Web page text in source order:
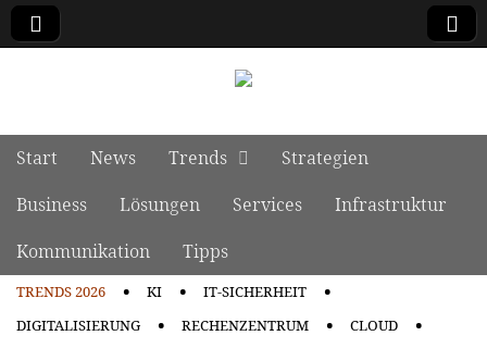
Main menu
Skip to content
Start News Trends
Strategien
Business
Lösungen Services
Infrastruktur
Kommunikation
Tipps
TRENDS 2026 KI
IT-SICHERHEIT
DIGITALISIERUNG
RECHENZENTRUM
CLOUD